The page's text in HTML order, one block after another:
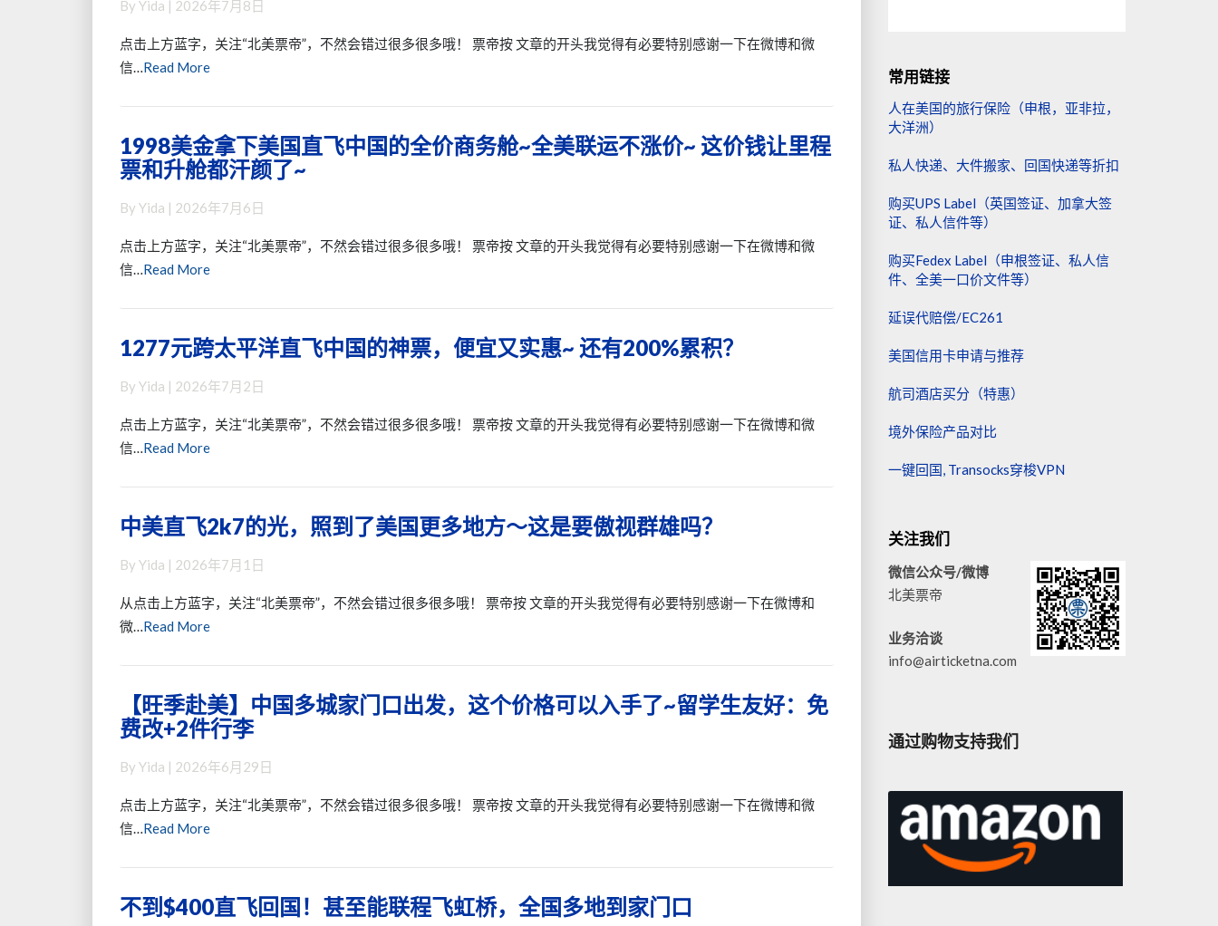
航
司
哦
（美
回
来
有）
的
航
司，
悉
路
线
回
来
了
直
飞
上
海，
黄
线
竞
激
烈，
下
场
就
同
线
最
低
By Yida | 2026年7月8日
点击上方蓝字，关注“北美票帝”，不然会错过很多很多哦！ 票帝按 文章的开头我觉得有必要特别感谢一下在微博和微
信…Read MoreRead
1998
美
拿
下
美
国
中
的
全
价
商
务
~
美
联
运
涨
这
钱
让
里
票
升
1998美金拿下美国直飞中国的全价商务舱~全美联运不涨价~ 这价钱让里程
票和升舱都汗颜了~
By Yida | 2026年7月6日
点击上方蓝字，关注“北美票帝”，不然会错过很多很多哦！ 票帝按 文章的开头我觉得有必要特别感谢一下在微博和微
信…Read MoreRead
1277
跨
太
平
洋
直
中
的
神
票，
宜
惠
还
有
200%
积？
1277元跨太平洋直飞中国的神票，便宜又实惠~ 还有200%累积？
By Yida | 2026年7月2日
点击上方蓝字，关注“北美票帝”，不然会错过很多很多哦！ 票帝按 文章的开头我觉得有必要特别感谢一下在微博和微
信…Read MoreRead
中
直
飞
2k7
的
光，
了
国
更
多
地
方
这
中美直飞2k7的光，照到了美国更多地方～这是要傲视群雄吗？
By Yida | 2026年7月1日
从点击上方蓝字，关注“北美票帝”，不然会错过很多很多哦！ 票帝按 文章的开头我觉得有必要特别感谢一下在微博和
微…Read MoreRead
【旺
季
美】
中
国
多
门
【旺季赴美】中国多城家门口出发，这个价格可以入手了~留学生友好：免
费改+2件行李
By Yida | 2026年6月29日
点击上方蓝字，关注“北美票帝”，不然会错过很多很多哦！ 票帝按 文章的开头我觉得有必要特别感谢一下在微博和微
信…Read MoreRead
不
不到$400直飞回国！甚至能联程飞虹桥，全国多地到家门口
常用链接
人在美国的旅行保险（申根，亚非拉，
大洋洲）
私人快递、大件搬家、回国快递等折扣
购买UPS Label（英国签证、加拿大签
证、私人信件等）
购买Fedex Label（申根签证、私人信
件、全美一口价文件等）
延误代赔偿/EC261
美国信用卡申请与推荐
航司酒店买分（特惠）
境外保险产品对比
一键回国, Transocks穿梭VPN
关注我们
微信公众号/微博
北美票帝
业务洽谈
info@airticketna.com
通过购物支持我们